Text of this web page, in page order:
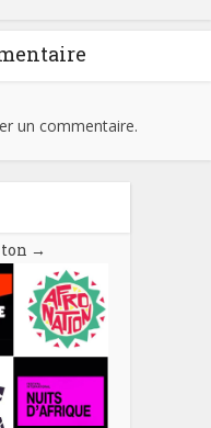
un commentaire.
→